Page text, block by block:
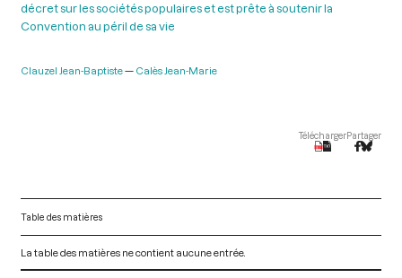
décret sur les sociétés populaires et est prête à soutenir la
Convention au péril de sa vie
Clauzel Jean-Baptiste Calès Jean-Marie
TéléchargerPartager
Table des matières
La table des matières ne contient aucune entrée.